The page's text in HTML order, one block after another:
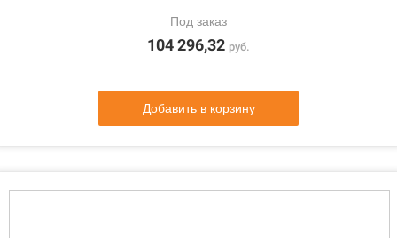
Под заказ
104 296,32 руб.
Добавить в корзину